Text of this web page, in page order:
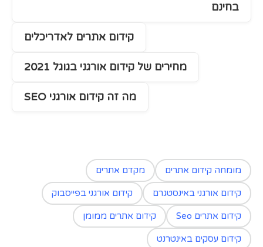
בחינם
קידום אתרים לאדריכלים
מחירים של קידום אורגני בגוגל 2021
מה זה קידום אורגני SEO
מומחה קידום אתרים מקדם אתרים
קידום אורגני באינסטגרם קידום אורגני בפייסבוק
קידום אתרים Seo קידום אתרים ממומן
קידום עסקים באינטרנט